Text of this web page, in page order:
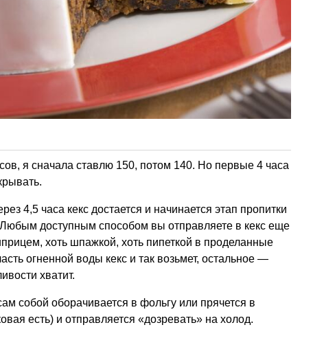
я сначала ставлю 150, потом 140. Но первые 4 часа
4,5 часа кекс достается и начинается этап пропитки
доступным способом вы отправляете в кекс еще
хоть шпажкой, хоть пипеткой в проделанные
огненной воды кекс и так возьмет, остальное —
хватит.
собой оборачивается в фольгу или прячется в
есть) и отправляется «дозревать» на холод.